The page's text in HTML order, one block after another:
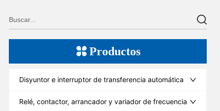
Productos
Disyuntor e interruptor de transferencia automática
Relé, contactor, arrancador y variador de frecuencia